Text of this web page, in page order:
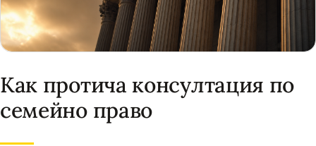
Как протича консултация по
семейно право